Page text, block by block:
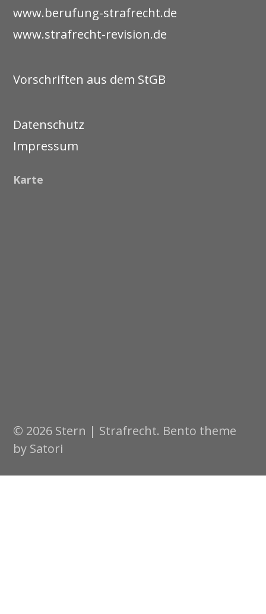
www.berufung-strafrecht.de
www.strafrecht-revision.de
Vorschriften aus dem StGB
Datenschutz
Impressum
Karte
© 2026 Stern | Strafrecht. Bento theme
by Satori